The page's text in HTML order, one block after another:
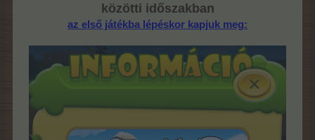
közötti időszakban
az első játékba lépéskor kapjuk meg: